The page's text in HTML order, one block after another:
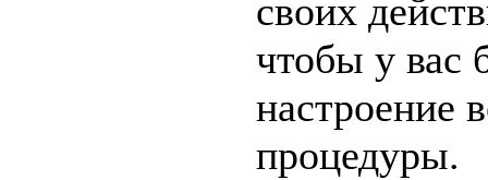
своих
чтобы у вас
настроение
процедуры.